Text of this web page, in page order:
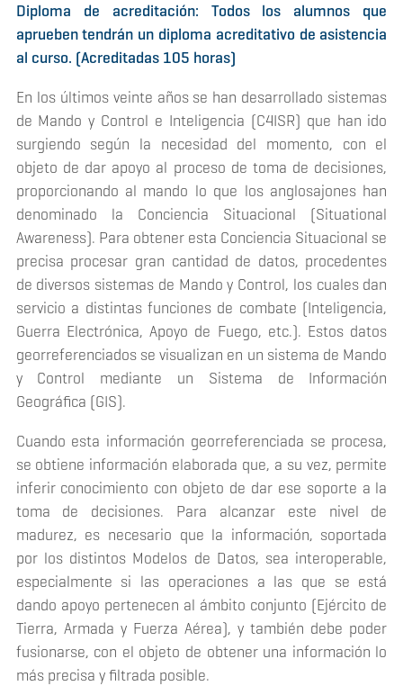
Diploma de acreditación: Todos los alumnos que
aprueben tendrán un diploma acreditativo de asistencia
al curso. (Acreditadas 105 horas)
En los últimos veinte años se han desarrollado sistemas
de Mando y Control e Inteligencia (C4ISR) que han ido
surgiendo según la necesidad del momento, con el
objeto de dar apoyo al proceso de toma de decisiones,
proporcionando al mando lo que los anglosajones han
denominado la Conciencia Situacional (Situational
Awareness). Para obtener esta Conciencia Situacional se
precisa procesar gran cantidad de datos, procedentes
de diversos sistemas de Mando y Control, los cuales dan
servicio a distintas funciones de combate (Inteligencia,
Guerra Electrónica, Apoyo de Fuego, etc.). Estos datos
georreferenciados se visualizan en un sistema de Mando
y Control mediante un Sistema de Información
Geográfica (GIS).
Cuando esta información georreferenciada se procesa,
se obtiene información elaborada que, a su vez, permite
inferir conocimiento con objeto de dar ese soporte a la
toma de decisiones. Para alcanzar este nivel de
madurez, es necesario que la información, soportada
por los distintos Modelos de Datos, sea interoperable,
especialmente si las operaciones a las que se está
dando apoyo pertenecen al ámbito conjunto (Ejército de
Tierra, Armada y Fuerza Aérea), y también debe poder
fusionarse, con el objeto de obtener una información lo
más precisa y filtrada posible.